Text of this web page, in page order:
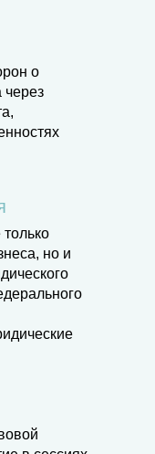
о
через
но и